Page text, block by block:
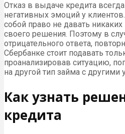
Отказ в выдаче кредита
негативных эмоций у
собой право не давать
своего решения. Поэтому в
отрицательного ответа,
Сбербанке стоит подавать
проанализировав ситуацию,
на другой тип займа с другими
Как узнать
кредита